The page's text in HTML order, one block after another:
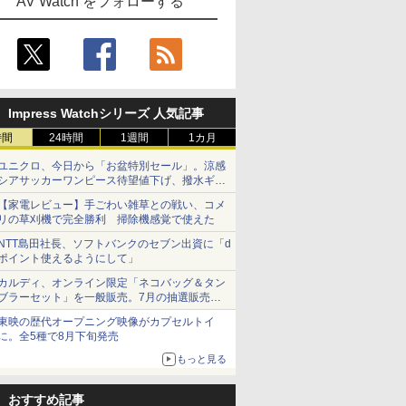
Impress Watchシリーズ 人気記事
24時間 1週間 1カ月
ニクロ、今日から「お盆特別セール」。涼感
アサッカーワンピース待望値下げ、撥水ギア
ョーツは1990円に
家電レビュー】手ごわい雑草との戦い、コメ
の草刈機で完全勝利 掃除機感覚で使えた
島田社長、ソフトバンクのセブン出資に「d
イント使えるようにして」
ルディ、オンライン限定「ネコバッグ＆タン
ラーセット」を一般販売。7月の抽選販売の
選無効分
映の歴代オープニング映像がカプセルトイ
。全5種で8月下旬発売
もっと見る
おすすめ記事